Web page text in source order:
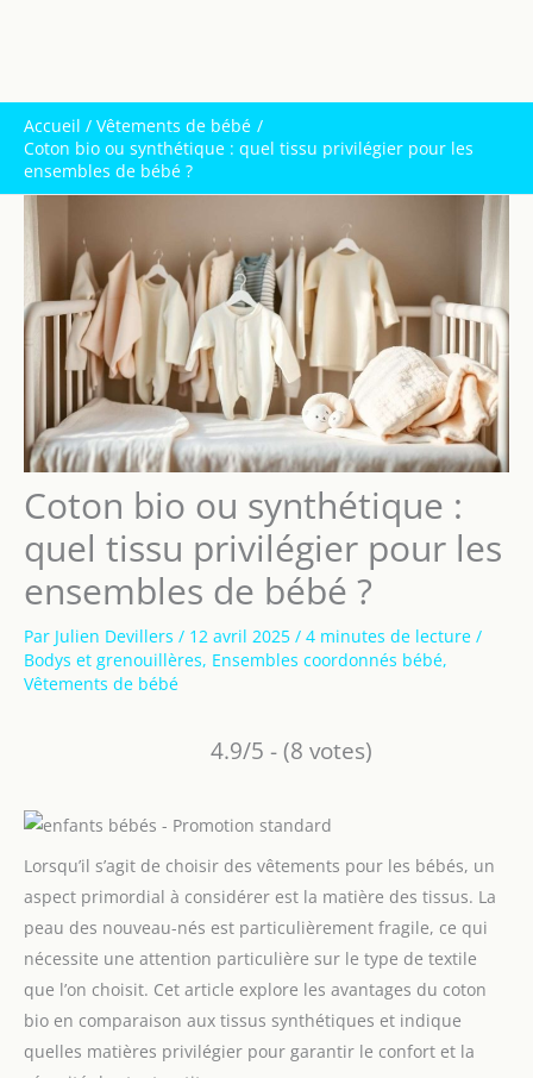
Accueil
Vêtements de bébé
Coton bio ou synthétique : quel tissu privilégier pour les
ensembles de bébé ?
Coton bio ou synthétique :
quel tissu privilégier pour les
ensembles de bébé ?
Par Julien Devillers / 12 avril 2025 / 4 minutes de lecture /
Bodys et grenouillères, Ensembles coordonnés bébé,
Vêtements de bébé
4.9/5 - (8 votes)
Lorsqu’il s’agit de choisir des vêtements pour les bébés, un
aspect primordial à considérer est la matière des tissus. La
peau des nouveau-nés est particulièrement fragile, ce qui
nécessite une attention particulière sur le type de textile
que l’on choisit. Cet article explore les avantages du coton
bio en comparaison aux tissus synthétiques et indique
quelles matières privilégier pour garantir le confort et la